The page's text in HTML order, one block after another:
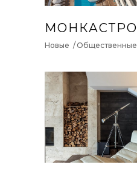
МОНКАСТРО
Новые Общественные